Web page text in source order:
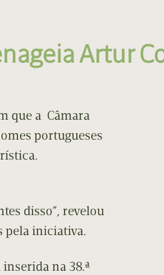
Artur
que a Câmara
portugueses
disso”, revelou
pela iniciativa.
na 38.ª